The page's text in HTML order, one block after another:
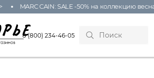
MARC CAIN: SALE -50% на коллекцию
8 (800) 234-46-05